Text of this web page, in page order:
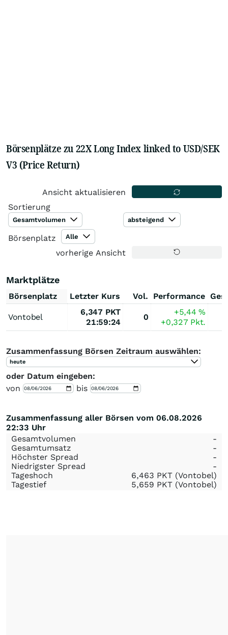
Börsenplätze zu 22X Long Index linked to USD/SEK
V3 (Price Return)
Ansicht aktualisieren
Sortierung
Gesamtvolumen absteigend
Börsenplatz Alle
vorherige Ansicht
Marktplätze
Börsenplatz Letzter Kurs Vol. Performance
Vontobel
6,347 PKT
21:59:24
0
+5,44%
+0,327 Pkt.
Zusammenfassung Börsen Zeitraum auswählen:
heute
oder Datum eingeben:
von
bis
Zusammenfassung aller Börsen vom 06.08.2026
22:33 Uhr
Gesamtvolumen
-
Gesamtumsatz
-
Höchster Spread
-
Niedrigster Spread
-
Tageshoch
6,463 PKT (Vontobel)
Tagestief
5,659 PKT (Vontobel)